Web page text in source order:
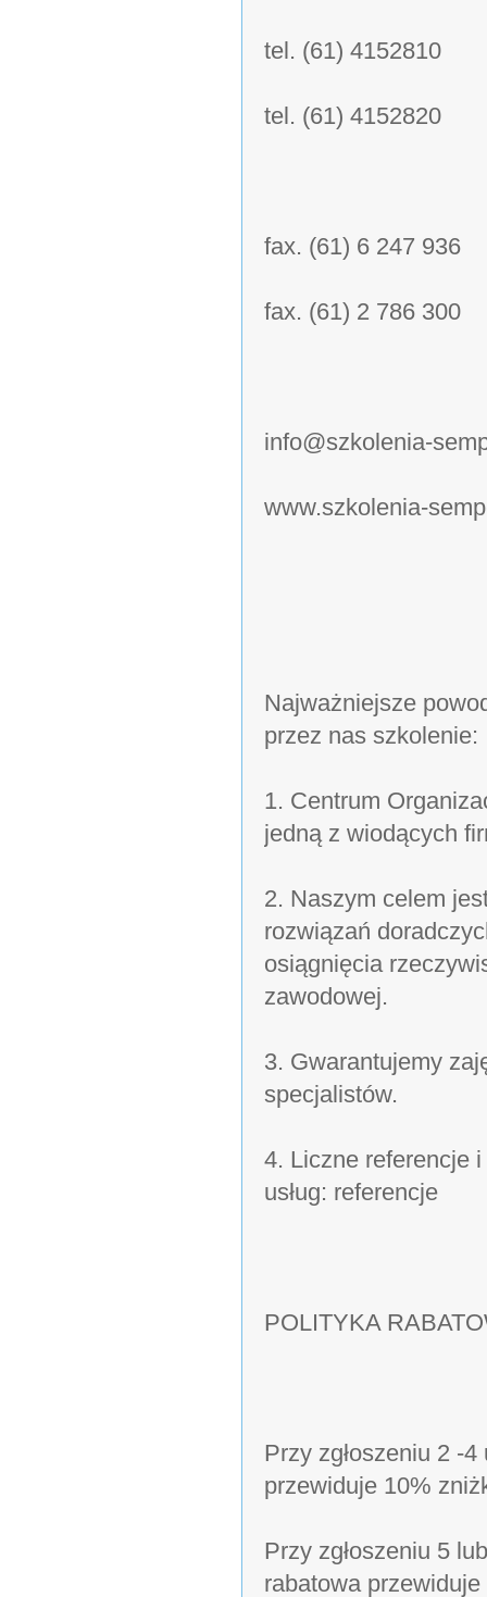
tel. (61) 4152810
tel. (61) 4152820
fax. (61) 6 247 936
fax. (61) 2 786 300
info@szkolenia-
www.szkolenia-
Najważniejsze
przez nas szkolenie:
1. Centrum
jedną z wiodących
2. Naszym celem
rozwiązań
osiągnięcia
zawodowej.
3. Gwarantujemy
specjalistów.
4. Liczne referencje
usług: referencje
POLITYKA
Przy zgłoszeniu 2 -
przewiduje 10%
Przy zgłoszeniu 5
rabatowa